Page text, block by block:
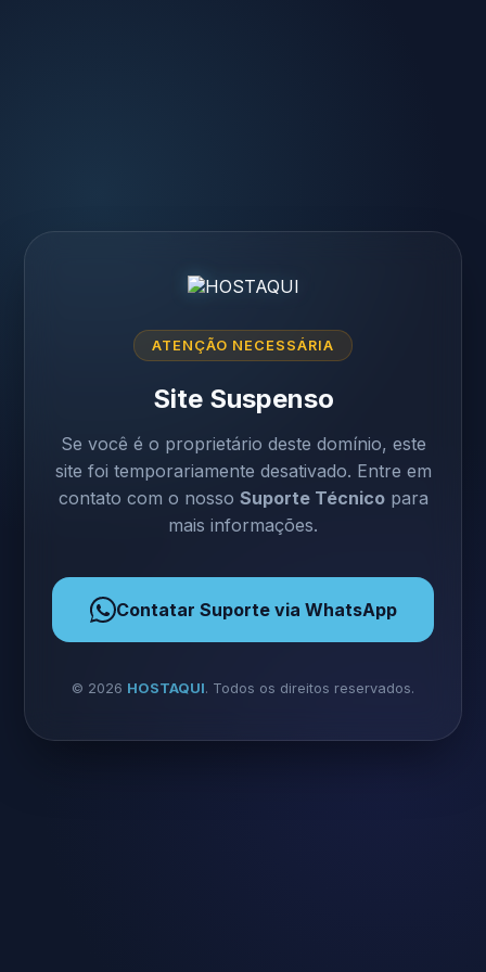
ATENÇÃO NECESSÁRIA
Site Suspenso
Se você é o proprietário deste domínio, este
site foi temporariamente desativado. Entre em
contato com o nosso Suporte Técnicopara
mais informações.
Contatar Suporte via WhatsApp
© 2026 HOSTAQUI. Todos os direitos reservados.